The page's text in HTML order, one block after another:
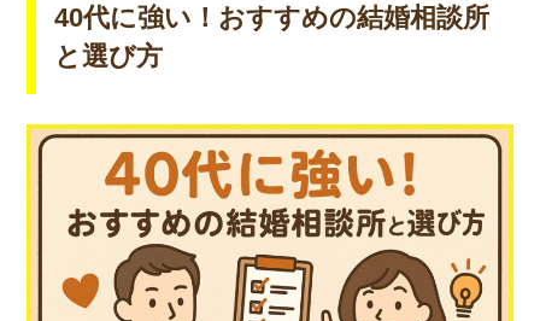
40代に強い！おすすめの結婚相談所
と選び方